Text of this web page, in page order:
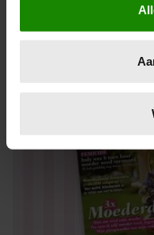
Informatie
die tot een paar
op specifieke
verwerkt en stel uw
intrekken in de
We gebruiken cookies
personaliseren, om
en om ons